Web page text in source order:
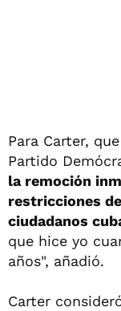
Para Carter,
Partido
la remoción
restricciones
ciudadanos
que hice yo
años", añadió.
Carter